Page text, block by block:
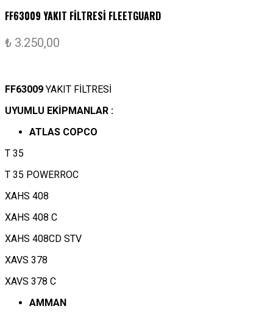
FF63009 YAKIT FİLTRESİ FLEETGUARD
₺ 3.250,00
FF63009 YAKIT FİLTRESİ
UYUMLU EKİPMANLAR :
ATLAS COPCO
T 35
T 35 POWERROC
XAHS 408
XAHS 408 C
XAHS 408CD STV
XAVS 378
XAVS 378 C
AMMAN